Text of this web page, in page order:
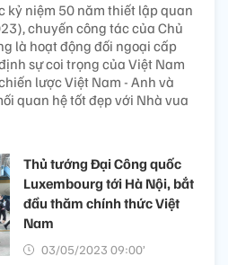
kỷ niệm 50 năm thiết lập quan
chuyến công tác của Chủ
là hoạt động đối ngoại cấp
sự coi trọng của Việt Nam
lược Việt Nam - Anh và
quan hệ tốt đẹp với Nhà vua
Thủ tướng Đại Công quốc
Luxembourg tới Hà Nội, bắt
đầu thăm chính thức Việt
Nam
03/05/2023 09:00’